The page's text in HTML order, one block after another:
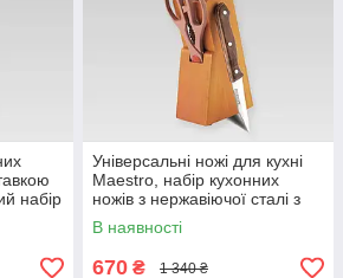
набір
Універсальні ножі для кухні
Maestro, набір кухонних
ножів з нержавіючої сталі з
підставкою 8 предметів
В наявності
670 ₴ 1 340 ₴